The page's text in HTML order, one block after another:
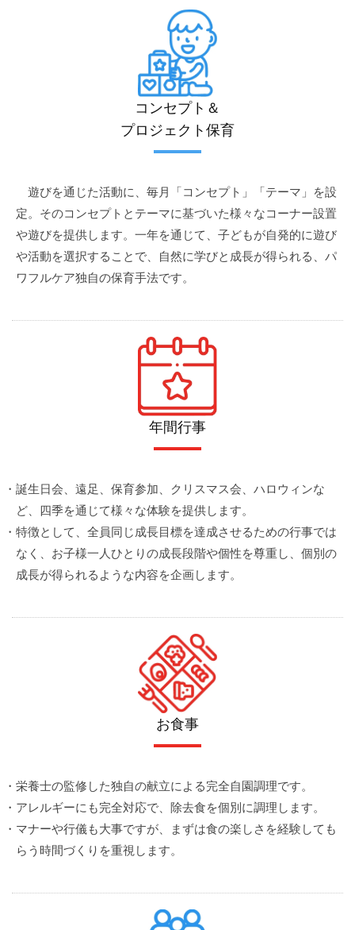
コンセプト＆
プロジェクト保育
遊びを通じた活動に、毎月「コンセプト」「テーマ」を設
定。そのコンセプトとテーマに基づいた様々なコーナー設置
や遊びを提供します。一年を通じて、子どもが自発的に遊び
や活動を選択することで、自然に学びと成長が得られる、パ
ワフルケア独自の保育手法です。
年間行事
・誕生日会、遠足、保育参加、クリスマス会、ハロウィンな
ど、四季を通じて様々な体験を提供します。
・特徴として、全員同じ成長目標を達成させるための行事では
なく、お子様一人ひとりの成長段階や個性を尊重し、個別の
成長が得られるような内容を企画します。
お食事
・栄養士の監修した独自の献立による完全自園調理です。
・アレルギーにも完全対応で、除去食を個別に調理します。
・マナーや行儀も大事ですが、まずは食の楽しさを経験しても
らう時間づくりを重視します。